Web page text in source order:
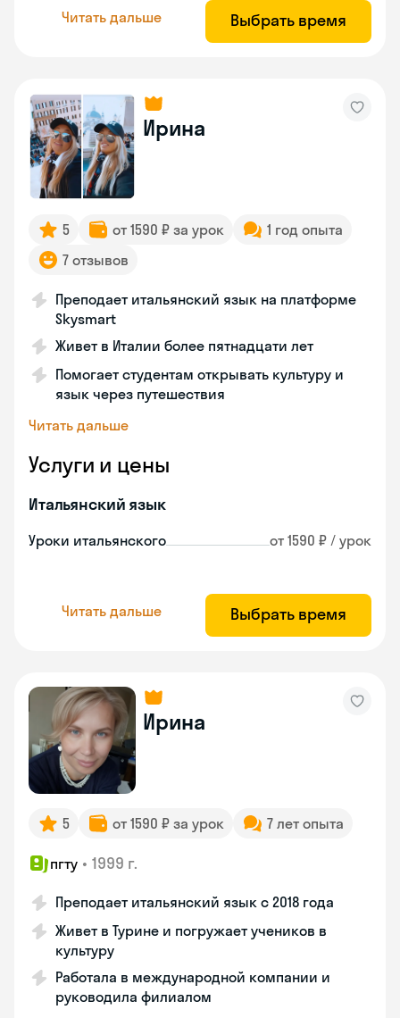
Читать дальше Выбрать время
Ирина
5 от 1590 ₽ за урок
1 год опыта
7 отзывов
Преподает итальянский язык на платформе
Skysmart
Живет в Италии более пятнадцати лет
Помогает студентам открывать культуру и
язык через путешествия
Читать дальше
Услуги и цены
Итальянский язык
Уроки итальянского от 1590 ₽ / урок
Читать дальше Выбрать время
Ирина
5 от 1590 ₽ за урок 7 лет опыта
пгту • 1999 г.
Преподает итальянский язык с 2018 года
Живет в Турине и погружает учеников в
культуру
Работала в международной компании и
руководила филиалом